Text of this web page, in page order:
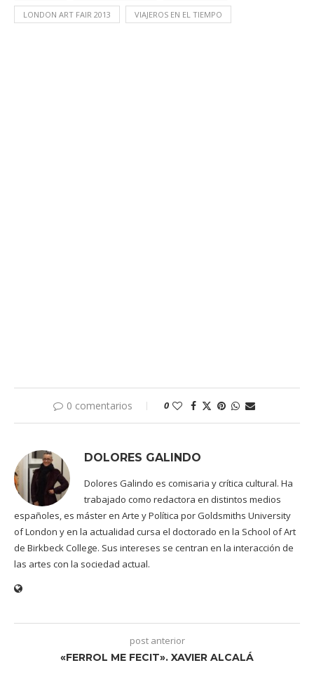
LONDON ART FAIR 2013 VIAJEROS EN EL TIEMPO
0 comentarios 0
DOLORES GALINDO
Dolores Galindo es comisaria y crítica cultural. Ha
trabajado como redactora en distintos medios
españoles, es máster en Arte y Política por Goldsmiths University
of London y en la actualidad cursa el doctorado en la School of Art
de Birkbeck College. Sus intereses se centran en la interacción de
las artes con la sociedad actual.
post anterior
«FERROL ME FECIT». XAVIER ALCALÁ